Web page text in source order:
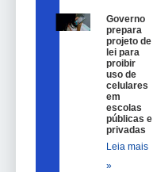
Governo
prepara
projeto de
lei para
proibir
uso de
celulares
em
escolas
públicas e
privadas
Leia mais
»